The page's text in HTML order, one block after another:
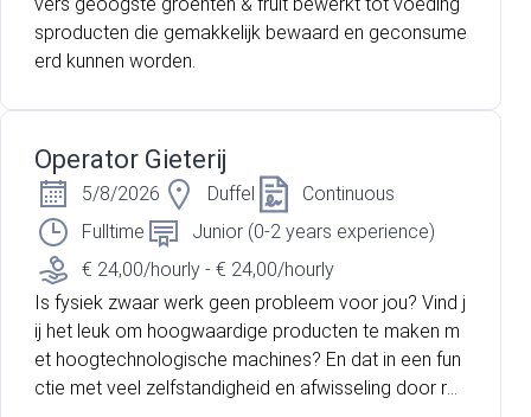
sproducten die gemakkelijk bewaard en geconsume
erd kunnen worden.
Operator Gieterij
5/8/2026 Duffel
Continuous
Fulltime
Junior (0-2 years experience)
€ 24,00/hourly - € 24,00/hourly
Is fysiek zwaar werk geen probleem voor jou? Vind j
ij het leuk om hoogwaardige producten te maken m
et hoogtechnologische machines? En dat in een fun
ctie met veel zelfstandigheid en afwisseling door rot